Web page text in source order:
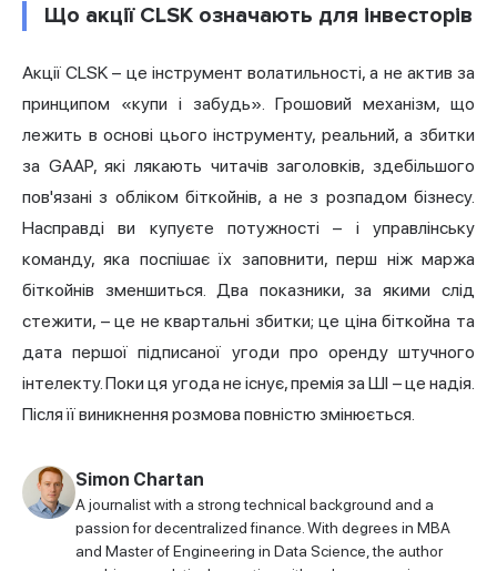
Що акції CLSK означають для інвесторів
Акції CLSK – це інструмент волатильності, а не актив за
принципом «купи і забудь». Грошовий механізм, що
лежить в основі цього інструменту, реальний, а збитки
за GAAP, які лякають читачів заголовків, здебільшого
пов'язані з обліком біткойнів, а не з розпадом бізнесу.
Насправді ви купуєте потужності – і управлінську
команду, яка поспішає їх заповнити, перш ніж маржа
біткойнів зменшиться. Два показники, за якими слід
стежити, – це не квартальні збитки; це ціна біткойна та
дата першої підписаної угоди про оренду штучного
інтелекту. Поки ця угода не існує, премія за ШІ – це надія.
Після її виникнення розмова повністю змінюється.
Simon Chartan
A journalist with a strong technical background and a
passion for decentralized finance. With degrees in MBA
and Master of Engineering in Data Science, the author